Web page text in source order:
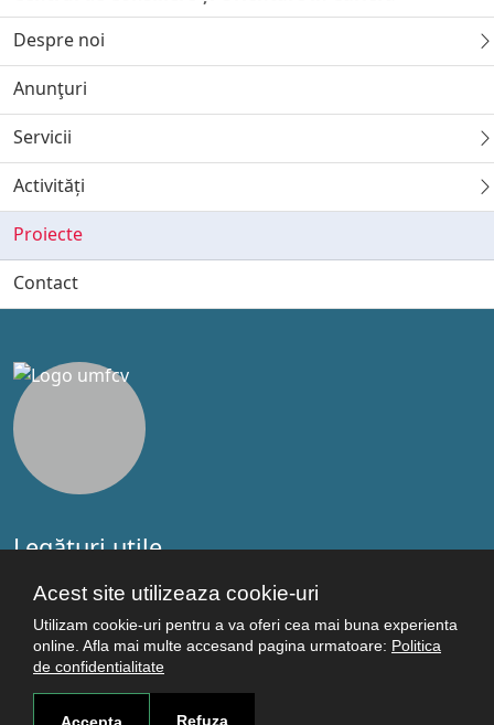
Acest site utilizeaza cookie-uri
Utilizam cookie-uri pentru a va oferi cea mai buna experienta
online. Afla mai multe accesand pagina urmatoare: Politica
de confidentialitate
Refuza
Despre noi
Anunţuri
Servicii
Activități
Proiecte
Contact
Legături utile
Studenţi
Facultăţi
Cercetare
Termeni şi condiţii
Politica de confidenţialitate